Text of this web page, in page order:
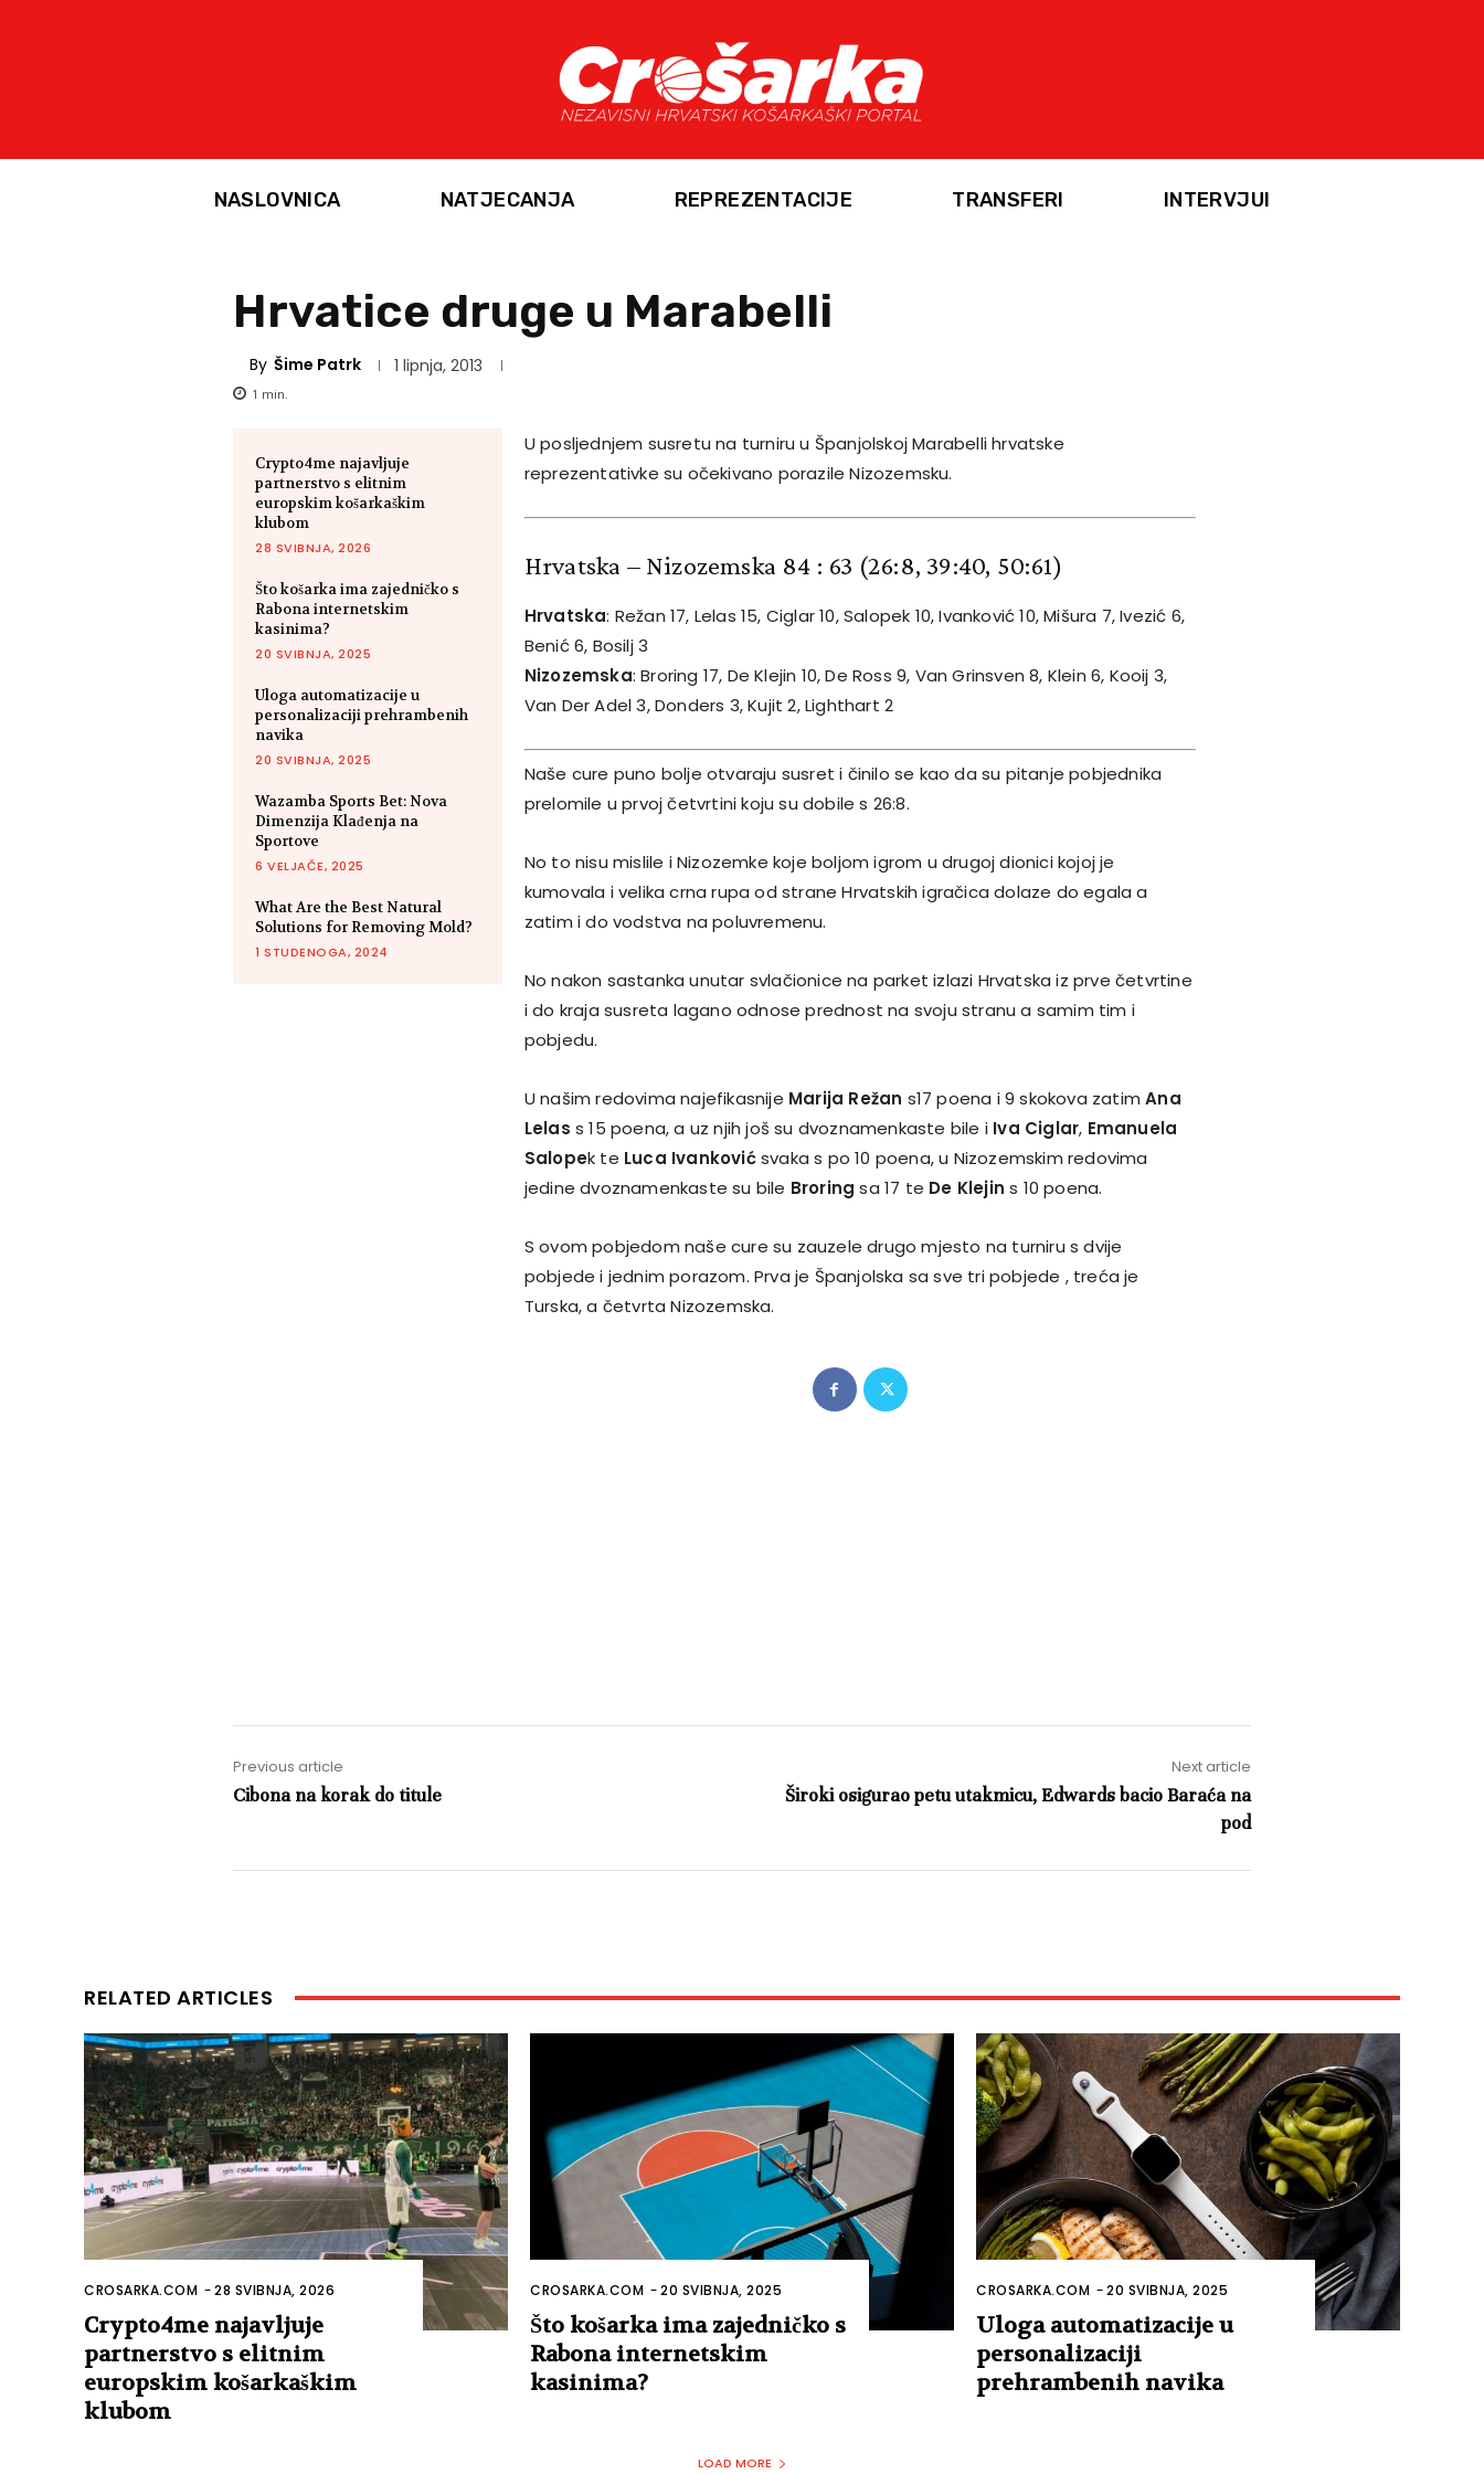
NASLOVNICA NATJECANJA REPREZENTACIJE TRANSFERI INTERVJUI
Hrvatice druge u Marabelli
By Šime Patrk 1 lipnja, 2013
1 min.
Crypto4me najavljuje
partnerstvo s elitnim
europskim košarkaškim
klubom
28 SVIBNJA, 2026
Što košarka ima zajedničko s
Rabona internetskim
kasinima?
20 SVIBNJA, 2025
Uloga automatizacije u
personalizaciji prehrambenih
navika
20 SVIBNJA, 2025
Wazamba Sports Bet: Nova
Dimenzija Klađenja na
Sportove
6 VELJAČE, 2025
What Are the Best Natural
Solutions for Removing Mold?
1 STUDENOGA, 2024
U posljednjem susretu na turniru u Španjolskoj Marabelli hrvatske
reprezentativke su očekivano porazile Nizozemsku.
Hrvatska – Nizozemska 84 : 63 (26:8, 39:40, 50:61)
Hrvatska: Režan 17, Lelas 15, Ciglar 10, Salopek 10, Ivanković 10, Mišura 7, Ivezić 6,
Benić 6, Bosilj 3
Nizozemska: Broring 17, De Klejin 10, De Ross 9, Van Grinsven 8, Klein 6, Kooij 3,
Van Der Adel 3, Donders 3, Kujit 2, Lighthart 2
Naše cure puno bolje otvaraju susret i činilo se kao da su pitanje pobjednika
prelomile u prvoj četvrtini koju su dobile s 26:8.
No to nisu mislile i Nizozemke koje boljom igrom u drugoj dionici kojoj je
kumovala i velika crna rupa od strane Hrvatskih igračica dolaze do egala a
zatim i do vodstva na poluvremenu.
No nakon sastanka unutar svlačionice na parket izlazi Hrvatska iz prve četvrtine
i do kraja susreta lagano odnose prednost na svoju stranu a samim tim i
pobjedu.
U našim redovima najefikasnije Marija Režan s17 poena i 9 skokova zatimAna
Lelas s 15 poena, a uz njih još su dvoznamenkaste bile i Iva Ciglar, Emanuela
Salopek te Luca Ivankovićsvaka s po 10 poena, u Nizozemskim redovima
jedine dvoznamenkaste su bile Broring sa 17 te De Klejin s 10 poena.
S ovom pobjedom naše cure su zauzele drugo mjesto na turniru s dvije
pobjede i jednim porazom. Prva je Španjolska sa sve tri pobjede , treća je
Turska, a četvrta Nizozemska.
Previous article
Cibona na korak do titule
Next article
Široki osigurao petu utakmicu, Edwards bacio Baraća na
pod
RELATED ARTICLES
CROSARKA.COM -28 SVIBNJA, 2026
Crypto4me najavljuje
partnerstvo s elitnim
europskim košarkaškim
klubom
CROSARKA.COM -20 SVIBNJA, 2025
Što košarka ima zajedničko s
Rabona internetskim
kasinima?
CROSARKA.COM -20 SVIBNJA, 2025
Uloga automatizacije u
personalizaciji
prehrambenih navika
LOAD MORE